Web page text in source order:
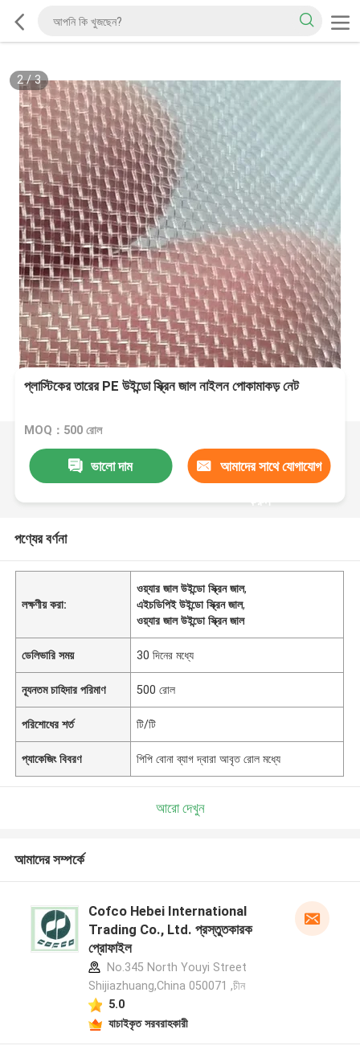
2/3
প্লাস্টিকের তারের PE উইন্ডো স্ক্রিন জাল নাইলন পোকামাকড় নেট
MOQ：500 রোল
ভালো দাম আমাদের সাথে যোগাযোগ
করুন
পণ্যের বর্ণনা
লক্ষণীয় করা:
ওয়্যার জাল উইন্ডো স্ক্রিন জাল,
এইচডিপিই উইন্ডো স্ক্রিন জাল,
ওয়্যার জাল উইন্ডো স্ক্রিন জাল
ডেলিভারি সময় 30 দিনের মধ্যে
ন্যূনতম চাহিদার পরিমাণ 500 রোল
পরিশোধের শর্ত টি/টি
প্যাকেজিং বিবরণ পিপি বোনা ব্যাগ দ্বারা আবৃত রোল মধ্যে
আরো দেখুন
আমাদের সম্পর্কে
Cofco Hebei International
Trading Co., Ltd. প্রস্তুতকারক
প্রোফাইল
No.345 North Youyi Street
Shijiazhuang,China 050071 ,চীন
5.0
যাচাইকৃত সরবরাহকারী